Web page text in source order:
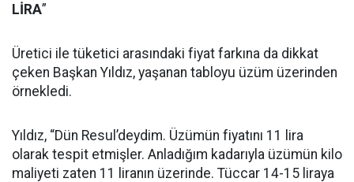
LİRA”
Üretici ile tüketici arasındaki fiyat farkına da dikkat
çeken Başkan Yıldız, yaşanan tabloyu üzüm üzerinden
örnekledi.
Yıldız, “Dün Resul’deydim. Üzümün fiyatını 11 lira
olarak tespit etmişler. Anladığım kadarıyla üzümün kilo
maliyeti zaten 11 liranın üzerinde. Tüccar 14-15 liraya